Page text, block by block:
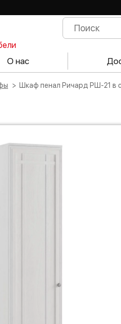
О нас
Шкаф пенал Ричард РШ-21 в